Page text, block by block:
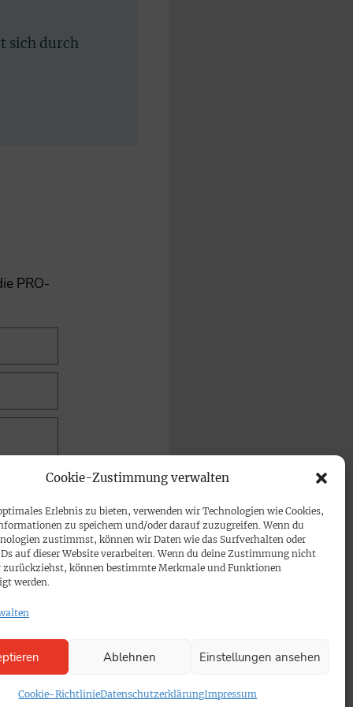
Cookie-Zustimmung verwalten
Erlebnis zu bieten, verwenden wir Technologien wie Cookies,
zu speichern und/oder darauf zuzugreifen. Wenn du
zustimmst, können wir Daten wie das Surfverhalten oder
auf dieser Website verarbeiten. Wenn du deine Zustimmung nicht
zurückziehst, können bestimmte Merkmale und Funktionen
werden.
Ablehnen Einstellungen ansehen
Cookie-RichtlinieDatenschutzerklärungImpressum
sich durch
PRO-